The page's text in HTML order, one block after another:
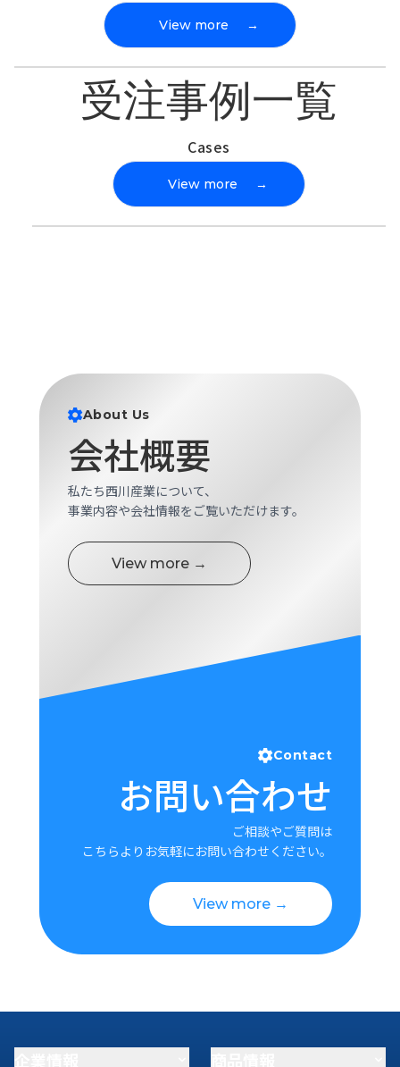
View more →
受注事例一覧
Cases
View more →
About Us
会社概要
私たち西川産業について、
事業内容や会社情報をご覧いただけます。
View more →
Contact
お問い合わせ
ご相談やご質問は
こちらよりお気軽にお問い合わせください。
View more →